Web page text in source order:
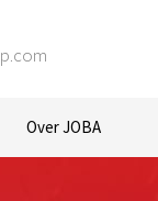
Over JOBA